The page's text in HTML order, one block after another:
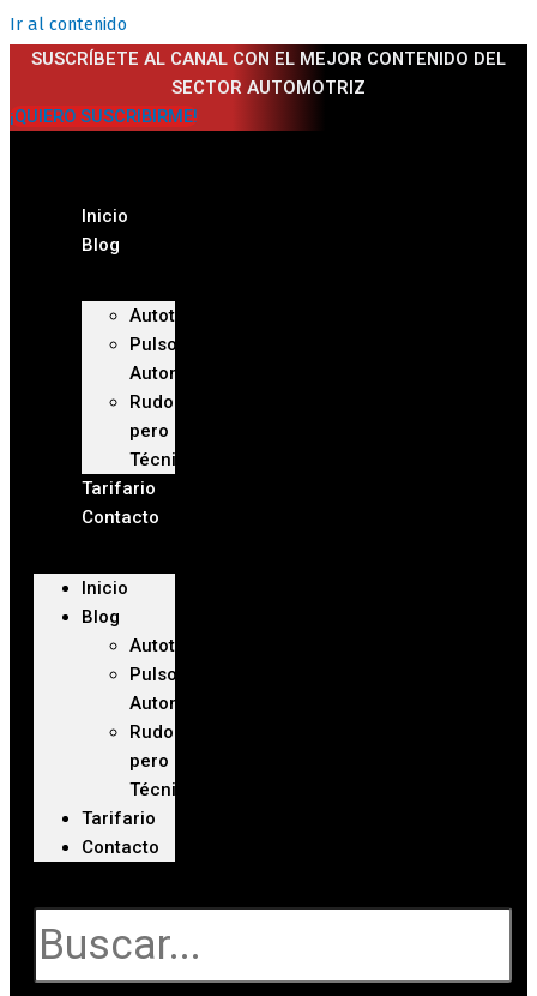
Ir al contenido
SUSCRÍBETE AL CANAL CON EL MEJOR CONTENIDO DEL
SECTOR AUTOMOTRIZ
¡QUIERO SUSCRIBIRME!
Inicio
Blog
Autoteca
Pulso
Automotriz
Rudo
pero
Técnico
Tarifario
Contacto
Inicio
Blog
Autoteca
Pulso
Automotriz
Rudo
pero
Técnico
Tarifario
Contacto